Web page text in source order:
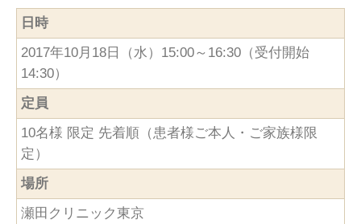
日時
2017年10月18日（水）15:00～16:30（受付開始
14:30）
定員
10名様 限定 先着順（患者様ご本人・ご家族様限
定）
場所
瀬田クリニック東京